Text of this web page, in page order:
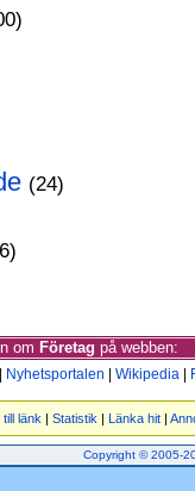
(24)
om Företag på webben:
Nyhetsportalen Wikipedia
till länk | Statistik | Länka hit|
Copyright © 2005-